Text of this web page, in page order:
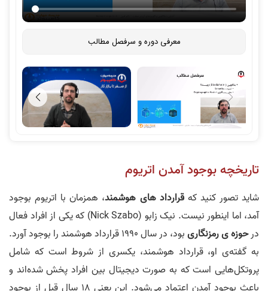
معرفی دوره و سرفصل مطالب
تاریخچه بوجود آمدن اتریوم
شاید تصور کنید کهقرارداد های هوشمند، همزمان با اتریوم بوجود
آمد، اما اینطور نیست. نیک زابو (Nick Szabo) که یکی از افراد فعال
درحوزه ی رمزنگاری
بود، در سال 1990 قرارداد هوشمند را بوجود آورد.
به گفته‌ی او، قرارداد هوشمند، یکسری از شروط است که شامل
پروتکل‌هایی است که به صورت دیجیتال بین افراد پخش شده‌اند و
باعث بوجود آمدن اعتماد می‌شود. این یعنی 18 سال قبل از بوجود